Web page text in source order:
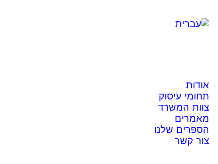
אודות
תחומי עיסוק
צוות המשרד
מאמרים
הספרים שלנו
צור קשר